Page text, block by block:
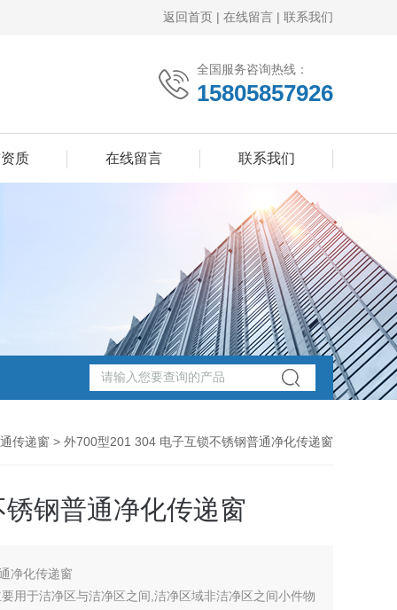
返回首页 | 在线留言 | 联系我们
全国服务咨询热线：
15805857926
质 在线留言 联系我们
传递窗 > 外700型201 304 电子互锁不锈钢普通净化传递窗
钢普通净化传递窗
净化传递窗
于洁净区与洁净区之间,洁净区域非洁净区之间小件物